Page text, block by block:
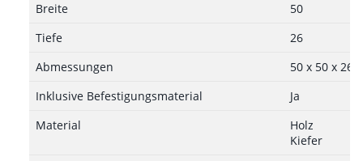
Breite
50
Tiefe
26
Abmessungen
50 x 50 x 26
Inklusive Befestigungsmaterial
Ja
Material
Holz
Kiefer